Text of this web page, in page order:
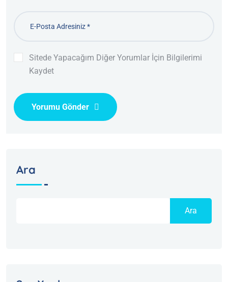
Sitede Yapacağım Diğer Yorumlar İçin Bilgilerimi
Kaydet
Yorumu Gönder
Ara
Ara